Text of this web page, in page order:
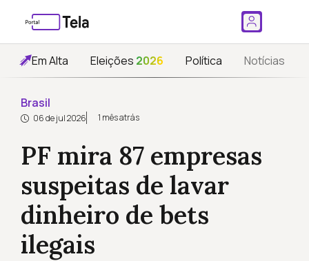
Em Alta Eleições 2026 Política Notícias
Brasil
06 de jul 2026 1 mês atrás
PF mira 87 empresas
suspeitas de lavar
dinheiro de bets
ilegais